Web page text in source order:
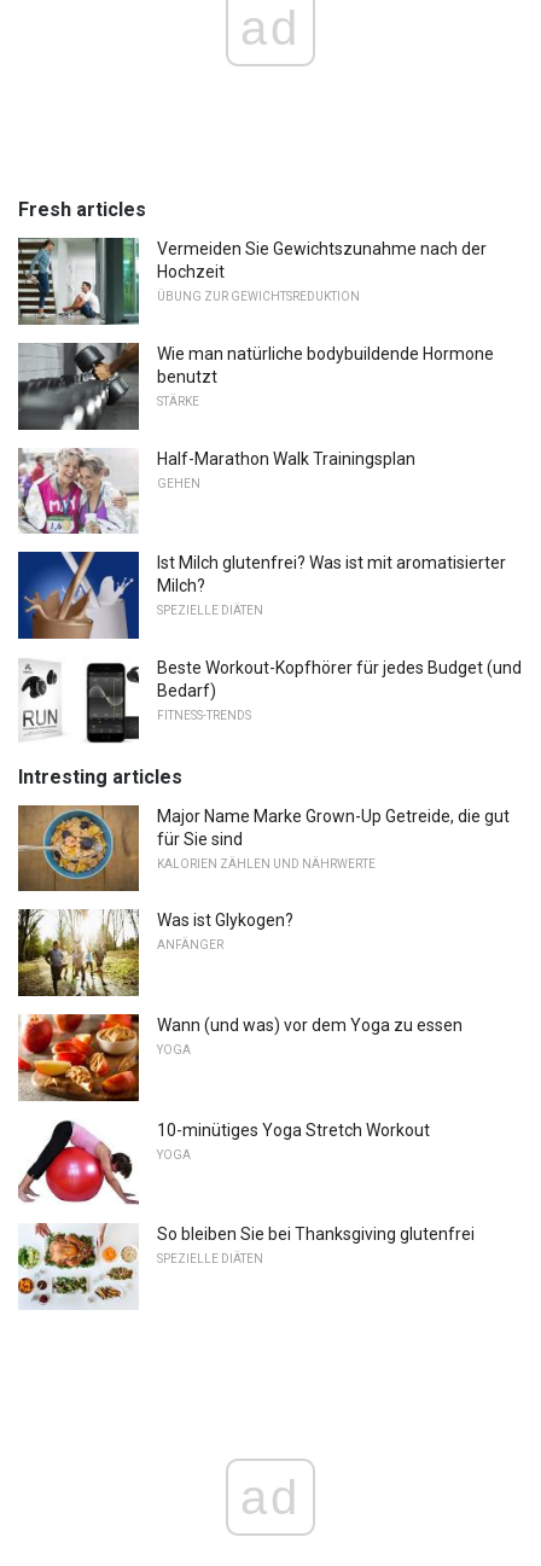
ad
Fresh articles
Vermeiden Sie Gewichtszunahme nach der
Hochzeit
ÜBUNG ZUR GEWICHTSREDUKTION
Wie man natürliche bodybuildende Hormone
benutzt
STÄRKE
Half-Marathon Walk Trainingsplan
GEHEN
Ist Milch glutenfrei? Was ist mit aromatisierter
Milch?
SPEZIELLE DIÄTEN
Beste Workout-Kopfhörer für jedes Budget (und
Bedarf)
FITNESS-TRENDS
Intresting articles
Major Name Marke Grown-Up Getreide, die gut
für Sie sind
KALORIEN ZÄHLEN UND NÄHRWERTE
Was ist Glykogen?
ANFÄNGER
Wann (und was) vor dem Yoga zu essen
YOGA
10-minütiges Yoga Stretch Workout
YOGA
So bleiben Sie bei Thanksgiving glutenfrei
SPEZIELLE DIÄTEN
ad